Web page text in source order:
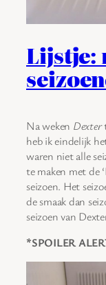
Lijstje:
Na weken Dexter
heb ik eindelijk
waren niet alle
te maken met de
seizoen. Het
de smaak dan
seizoen van
*SPOILER